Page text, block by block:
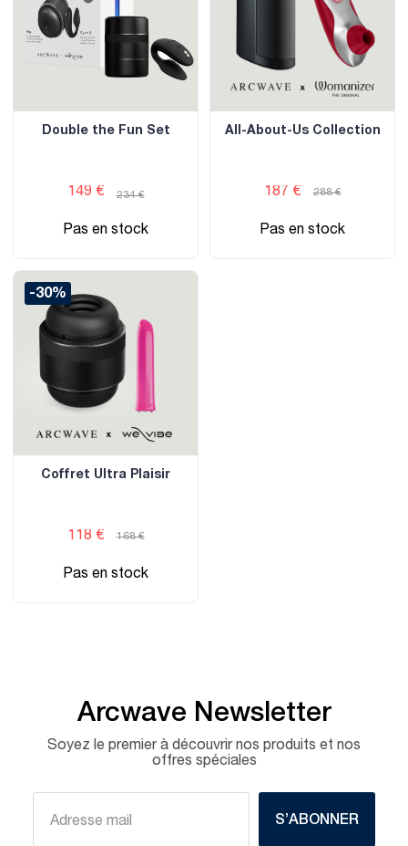
Double the Fun Set
149 € 234 €
Pas en stock
All-About-Us Collection
187 € 288 €
Pas en stock
-30%
Coffret Ultra Plaisir
118 € 168 €
Pas en stock
Arcwave Newsletter
Soyez le premier à découvrir nos produits et nos
offres spéciales
S’ABONNER